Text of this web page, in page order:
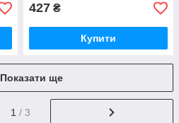
427 ₴
Купити
Показати ще
1 / 3